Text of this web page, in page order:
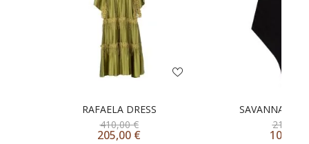
RAFAELA DRESS
410,00€
205,00 €
SAVANNAH
210,00
105,00